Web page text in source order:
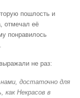
пошлость и
отмечал её
понравилось
не раз:
достаточно для
Некрасов в